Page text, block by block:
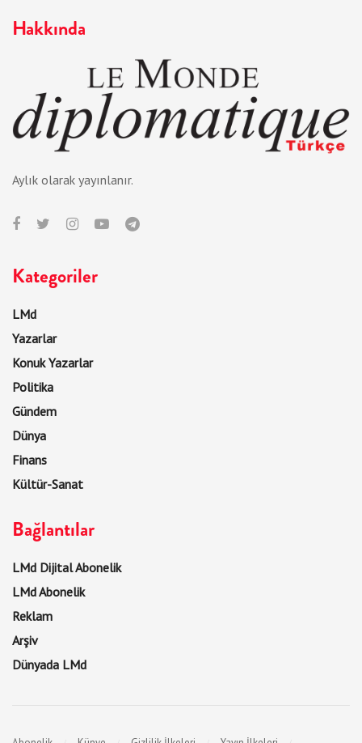
Hakkında
Aylık olarak yayınlanır.
Kategoriler
LMd
Yazarlar
Konuk Yazarlar
Politika
Gündem
Dünya
Finans
Kültür-Sanat
Bağlantılar
LMd Dijital Abonelik
LMd Abonelik
Reklam
Arşiv
Dünyada LMd